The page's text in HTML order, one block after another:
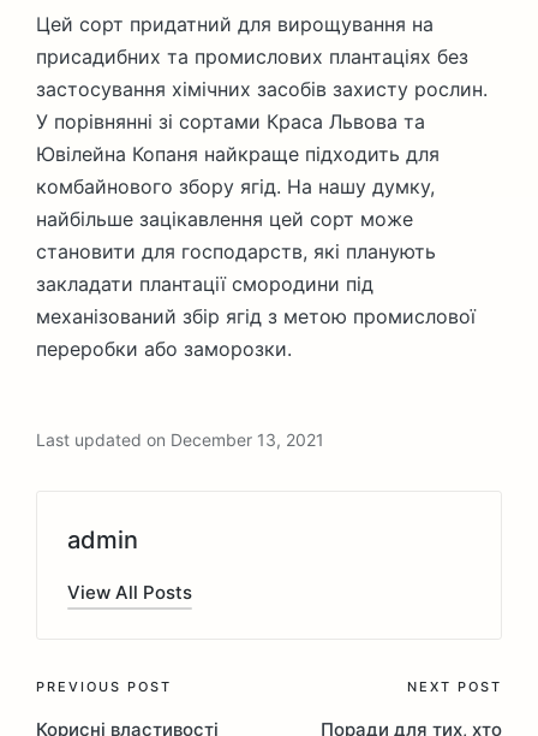
Цей сорт придатний для вирощування на
присадибних та промислових плантаціях без
застосування хімічних засобів захисту рослин.
У порівнянні зі сортами Краса Львова та
Ювілейна Копаня найкраще підходить для
комбайнового збору ягід. На нашу думку,
найбільше зацікавлення цей сорт може
становити для господарств, які планують
закладати плантації смородини під
механізований збір ягід з метою промислової
переробки або заморозки.
Last updated on December 13, 2021
admin
View All Posts
Post
PREVIOUS POST
Корисні властивості
NEXT POST
Поради для тих, хто